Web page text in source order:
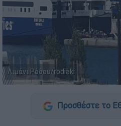
Λιμάνι Ρόδου/rodiaki
Προσθέστε το